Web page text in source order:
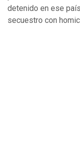
detenido en ese
secuestro con